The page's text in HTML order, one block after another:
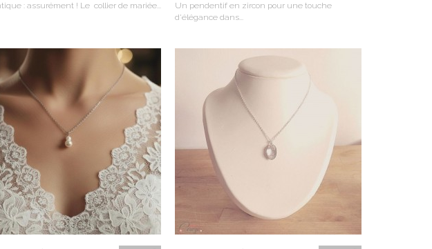
: assurément ! Le collier de mariée...
Un pendentif en zircon pour une touche
d'élégance dans...